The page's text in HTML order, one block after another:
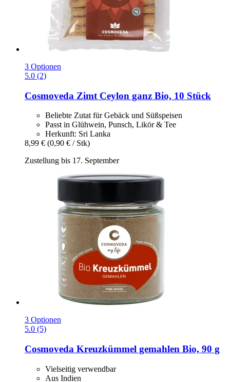
3 Optionen
5.0 (2)
Cosmoveda Zimt Ceylon ganz Bio, 10 Stück
Beliebte Zutat für Gebäck und Süßspeisen
Passt in Glühwein, Punsch, Likör & Tee
Herkunft: Sri Lanka
8,99 € (0,90 € / Stk)
Zustellung bis 17. September
3 Optionen
5.0 (5)
Cosmoveda Kreuzkümmel gemahlen Bio, 90 g
Vielseitig verwendbar
Aus Indien